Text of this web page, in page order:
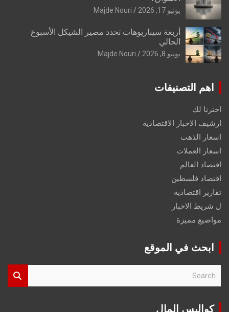
يونيو 17, 2026 Majde Nouri
أربعة سيناريوهات تحدد مصير الشيكل الأسبوع
الحالي
يونيو 8, 2026 Majde Nouri
اهم التصنيفات
اخترنا لك
ارشيف الاخبار الاقتصادية
اسعار الذهب
اسعار العملات
اقتصاد العالم
اقتصاد فلسطين
تقارير اقتصادية
ل شريط الاخبار
مواضيع مميزة
ابحث في الموقع
r
كواليس المال